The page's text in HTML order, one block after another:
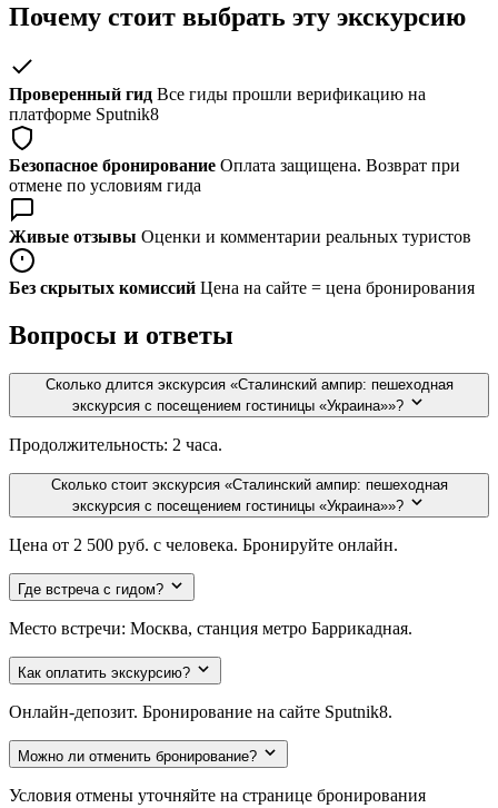
Почему стоит выбрать эту экскурсию
Проверенный гид Все гиды прошли верификацию на
платформе Sputnik8
Безопасное бронирование Оплата защищена. Возврат при
отмене по условиям гида
Живые отзывы Оценки и комментарии реальных туристов
Без скрытых комиссий Цена на сайте = цена бронирования
Вопросы и ответы
Сколько длится экскурсия «Сталинский ампир: пешеходная
экскурсия с посещением гостиницы «Украина»»?
Продолжительность: 2 часа.
Сколько стоит экскурсия «Сталинский ампир: пешеходная
экскурсия с посещением гостиницы «Украина»»?
Цена от 2 500 руб. с человека. Бронируйте онлайн.
Где встреча с гидом?
Место встречи: Москва, станция метро Баррикадная.
Как оплатить экскурсию?
Онлайн-депозит. Бронирование на сайте Sputnik8.
Можно ли отменить бронирование?
Условия отмены уточняйте на странице бронирования